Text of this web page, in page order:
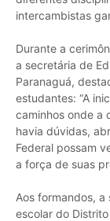
intercambistas
Durante a
a secretária de
Paranaguá,
estudantes: “A
caminhos onde a
havia dúvidas,
Federal possam
a força de suas
Aos formandos,
escolar do